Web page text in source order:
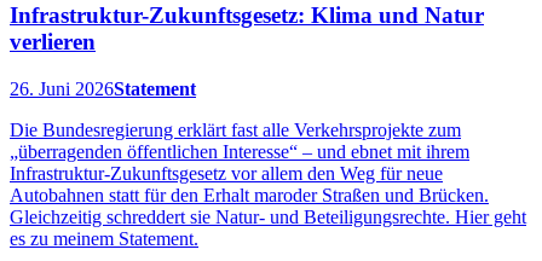
Infrastruktur-Zukunftsgesetz: Klima und Natur
verlieren
26. Juni 2026Statement
Die Bundesregierung erklärt fast alle Verkehrsprojekte zum
„überragenden öffentlichen Interesse“ – und ebnet mit ihrem
Infrastruktur-Zukunftsgesetz vor allem den Weg für neue
Autobahnen statt für den Erhalt maroder Straßen und Brücken.
Gleichzeitig schreddert sie Natur- und Beteiligungsrechte. Hier geht
es zu meinem Statement.